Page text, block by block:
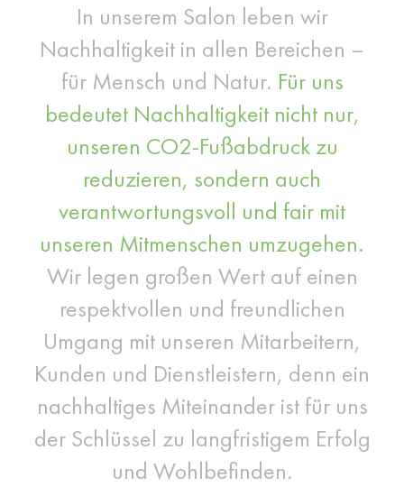
In unserem Salon leben wir
Nachhaltigkeit in allen Bereichen –
für Mensch und Natur. Für uns
bedeutet Nachhaltigkeit nicht nur,
unseren CO2-Fußabdruck zu
reduzieren, sondern auch
verantwortungsvoll und fair mit
unseren Mitmenschen umzugehen.
Wir legen großen Wert auf einen
respektvollen und freundlichen
Umgang mit unseren Mitarbeitern,
Kunden und Dienstleistern, denn ein
nachhaltiges Miteinander ist für uns
der Schlüssel zu langfristigem Erfolg
und Wohlbefinden.